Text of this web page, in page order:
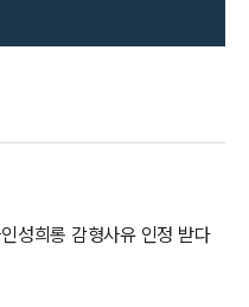
성희롱 감형사유 인정 받다